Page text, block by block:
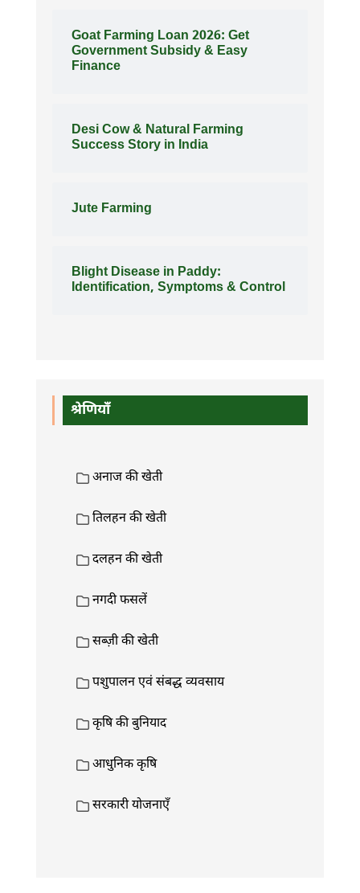
Goat Farming Loan 2026: Get
Government Subsidy & Easy
Finance
Desi Cow & Natural Farming
Success Story in India
Jute Farming
Blight Disease in Paddy:
Identification, Symptoms & Control
श्रेणियाँ
अनाज की खेती
तिलहन की खेती
दलहन की खेती
नगदी फसलें
सब्ज़ी की खेती
पशुपालन एवं संबद्ध व्यवसाय
कृषि की बुनियाद
आधुनिक कृषि
सरकारी योजनाएँ